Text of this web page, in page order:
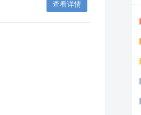
查看详情